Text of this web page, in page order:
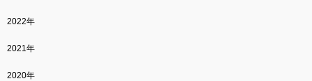
2022年
2021年
2020年